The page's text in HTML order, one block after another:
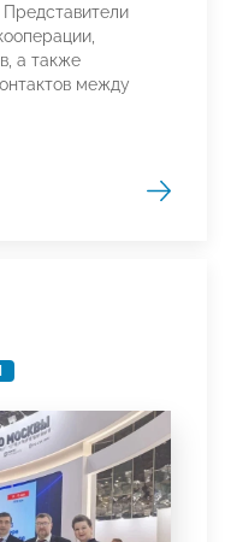
Представители
а также
между